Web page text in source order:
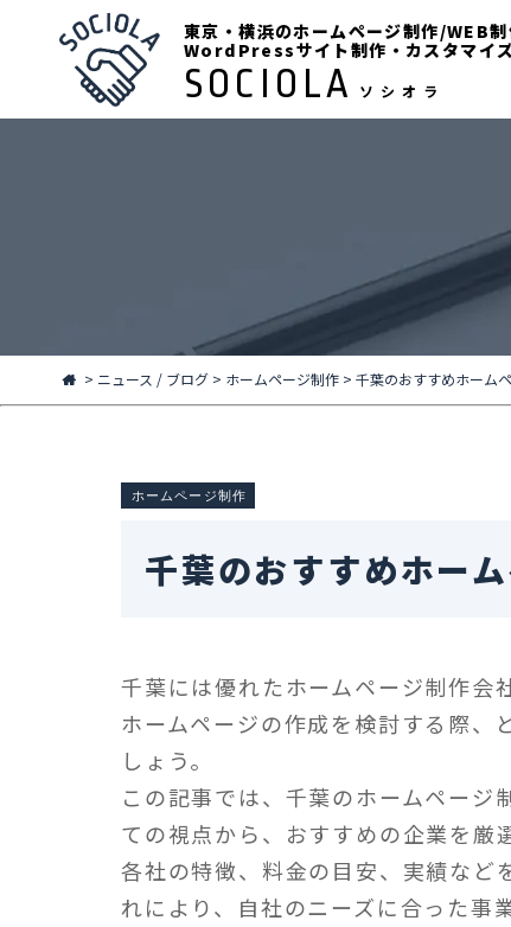
東京・横浜のホームページ制作/WEB制
WordPressサイト制作・カスタマイ
SOCIOLA ソシオラ
> ニュース / ブログ > ホームページ制作 > 千葉のおすすめホーム
ホームページ制作
千葉のおすすめホー
千葉には優れたホームページ制作会
ホームページの作成を検討する際、
しょう。
この記事では、千葉のホームページ
ての視点から、おすすめの企業を厳
各社の特徴、料金の目安、実績など
れにより、自社のニーズに合った事